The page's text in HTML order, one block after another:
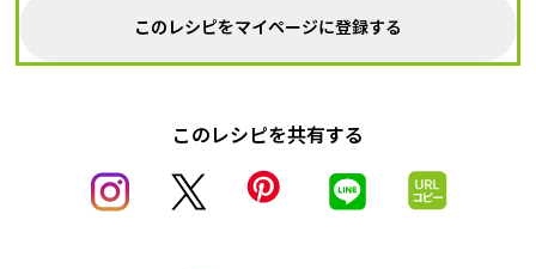
このレシピをマイページに登録する
このレシピを共有する